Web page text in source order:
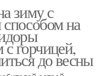
зиму с
на
горчицей,
до весны